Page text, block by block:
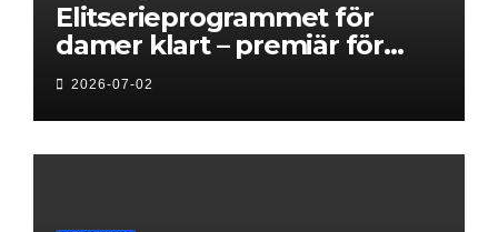
Elitserieprogrammet för
damer klart – premiär för
Next Level
2026-07-02